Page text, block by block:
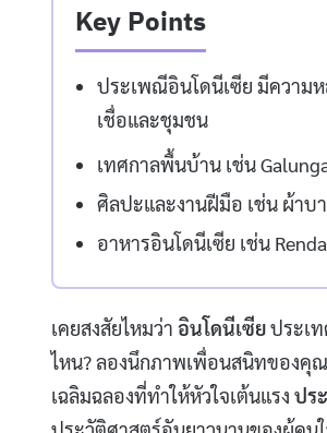
Key Points
ประเพณีอินโดนีเซีย มีความ
เชื่อและชุมชน
เทศกาลพื้นบ้าน เช่น
ศิลปะและงานฝีมือ เช่น ผ้าบ
อาหารอินโดนีเซีย เช่น
เคยสงสัยไหมว่า อินโดนีเซียประเ
ไหน? ลองนึกภาพเพื่อนสนิทของคุณ
เฉลิมฉลองที่ทำให้หัวใจเต้นแรง ปร